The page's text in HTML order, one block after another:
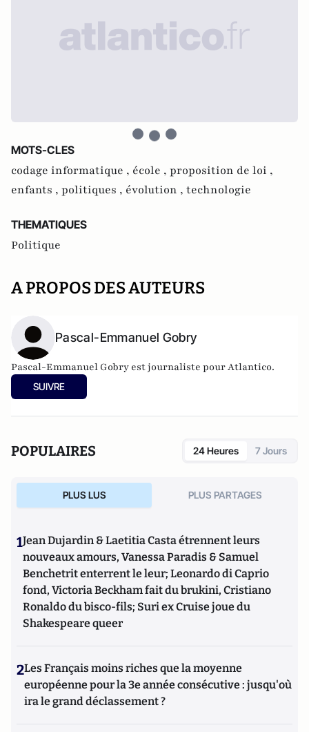
MOTS-CLES
codage informatique , école , proposition de loi ,
enfants , politiques , évolution , technologie
THEMATIQUES
Politique
A PROPOS DES AUTEURS
Pascal-Emmanuel Gobry
Pascal-Emmanuel Gobry est journaliste pour Atlantico.
SUIVRE
POPULAIRES 24 Heures 7 Jours
PLUS LUS PLUS PARTAGES
1Jean Dujardin & Laetitia Casta étrennent leurs
nouveaux amours, Vanessa Paradis & Samuel
Benchetrit enterrent le leur; Leonardo di Caprio
fond, Victoria Beckham fait du brukini, Cristiano
Ronaldo du bisco-fils; Suri ex Cruise joue du
Shakespeare queer
2Les Français moins riches que la moyenne
européenne pour la 3e année consécutive : jusqu'où
ira le grand déclassement ?